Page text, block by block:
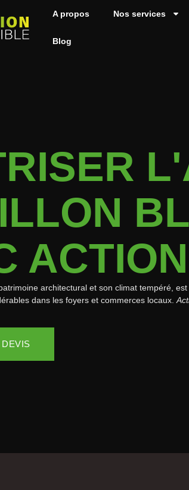
A propos Nos services
Blog
architectural et son climat tempéré, est
dans les foyers et commerces locaux.